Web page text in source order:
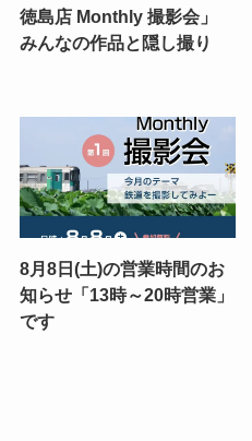
徳島店 Monthly 撮影会」
みんなの作品と隠し撮り
8月8日(土)の営業時間のお
知らせ「13時～20時営業」
です